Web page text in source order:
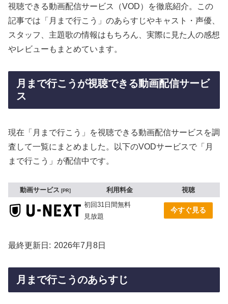
視聴できる動画配信サービス（VOD）を徹底紹介。この
記事では「月まで行こう」のあらすじやキャスト・声優、
スタッフ、主題歌の情報はもちろん、実際に見た人の感想
やレビューもまとめています。
月まで行こうが視聴できる動画配信サービ
ス
現在「月まで行こう」を視聴できる動画配信サービスを調
査して一覧にまとめました。以下のVODサービスで「月
まで行こう」が配信中です。
動画サービス PR 利用料金
視聴
初回31日間無料
見放題
今すぐ見る
最終更新日 2026年7月8日
月まで行こうのあらすじ